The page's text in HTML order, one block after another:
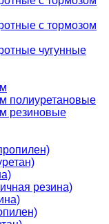
с тормозом
чугунные
полиуретановые
резиновые
резина)